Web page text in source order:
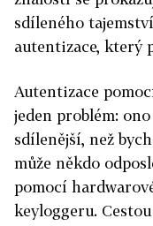
sdíleného
autentizace, který
Autentizace
jeden problém:
sdílenější, než
může někdo
pomocí
keyloggeru.